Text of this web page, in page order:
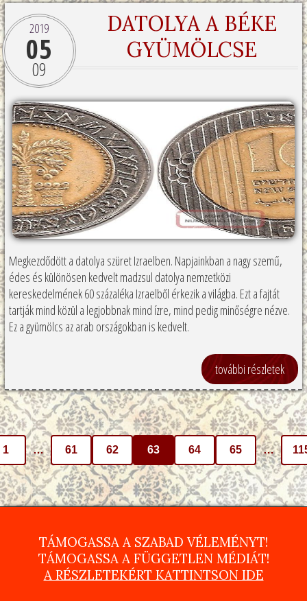
2019
05
09
DATOLYA A BÉKE
GYÜMÖLCSE
Megkezdődött a datolya szüret Izraelben. Napjainkban a nagy szemű,
édes és különösen kedvelt madzsul datolya nemzetközi
kereskedelmének 60 százaléka Izraelből érkezik a világba. Ezt a fajtát
tartják mind közül a legjobbnak mind ízre, mind pedig minőségre nézve.
Ez a gyümölcs az arab országokban is kedvelt.
további részletek
BEJEGYZÉSEK LAPOZÁSA
1 … 61 62 63 64 65 …
TÁMOGASSA A SZABAD VÉLEMÉNYT!
TÁMOGASSA A FÜGGETLEN MÉDIÁT!
A RÉSZLETEKÉRT KATTINTSON IDE